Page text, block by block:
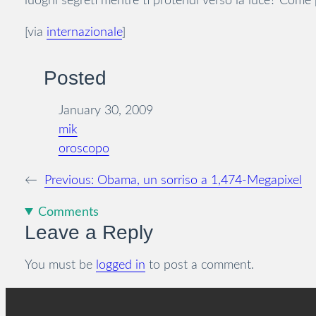
[via internazionale]
Posted
January 30, 2009
mik
oroscopo
← Previous: Obama, un sorriso a 1,474-Megapixel
Comments
Leave a Reply
You must be logged in to post a comment.